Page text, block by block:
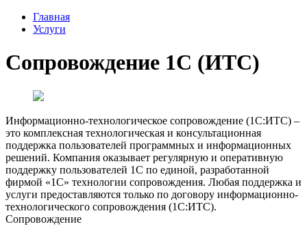
Главная
Услуги
Сопровождение 1С (ИТС)
Информационно-технологическое сопровождение (1С:ИТС) –
это комплексная технологическая и консультационная
поддержка пользователей программных и информационных
решений. Компания оказывает регулярную и оперативную
поддержку пользователей 1С по единой, разработанной
фирмой «1С» технологии сопровождения. Любая поддержка и
услуги предоставляются только по договору информационно-
технологического сопровождения (1С:ИТС).
Сопровождение